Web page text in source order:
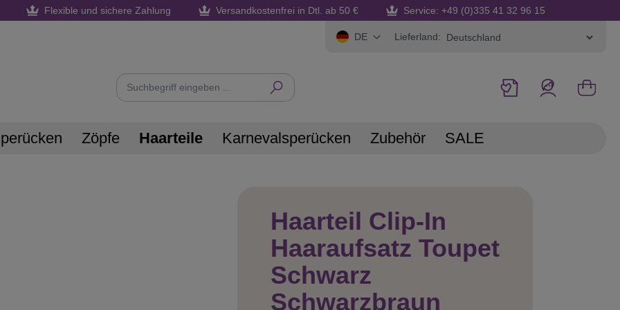
Flexible und sichere Zahlung Versandkostenfrei in Dtl. ab 50 € Service: +49 (0)335 41 32 96 15
DE Lieferland:
Zöpfe Haarteile Karnevalsperücken Zubehör SALE
Haarteil Clip-In
Haaraufsatz Toupet
Schwarz
Schwarzbraun